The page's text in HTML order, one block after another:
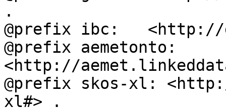
.
@prefix ibc:
@prefix aemetonto:
<http://
@prefix skos-xl:
xl#> .